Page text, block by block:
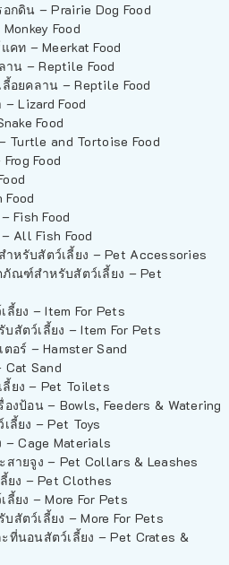
กดิน – Prairie Dog Food
Food
คท – Meerkat Food
าน – Reptile Food
ลี้อยคลาน – Reptile Food
– Lizard Food
Food
Turtle and Tortoise Food
Food
Fish Food
All Fish Food
หรับสัตว์เลี้ยง – Pet Accessories
ณฑ์สำหรับสัตว์เลี้ยง – Pet
ลี้ยง – Item For Pets
สัตว์เลี้ยง – Item For Pets
อร์ – Hamster Sand
Sand
ลี้ยง – Pet Toilets
งป้อน – Bowls, Feeders & Watering
ลี้ยง – Pet Toys
– Cage Materials
สายจูง – Pet Collars & Leashes
ยง – Pet Clothes
ยง – More For Pets
สัตว์เลี้ยง – More For Pets
ที่นอนสัตว์เลี้ยง – Pet Crates &